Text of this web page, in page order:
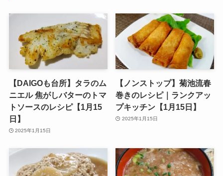
【DAIGOも台所】タラのム
ニエル 焦がしバターのトマ
トソースのレシピ【1月15
日】
2025年1月15日
【ノンストップ】菊池流春
巻きのレシピ｜ランクアッ
プキッチン【1月15日】
2025年1月15日